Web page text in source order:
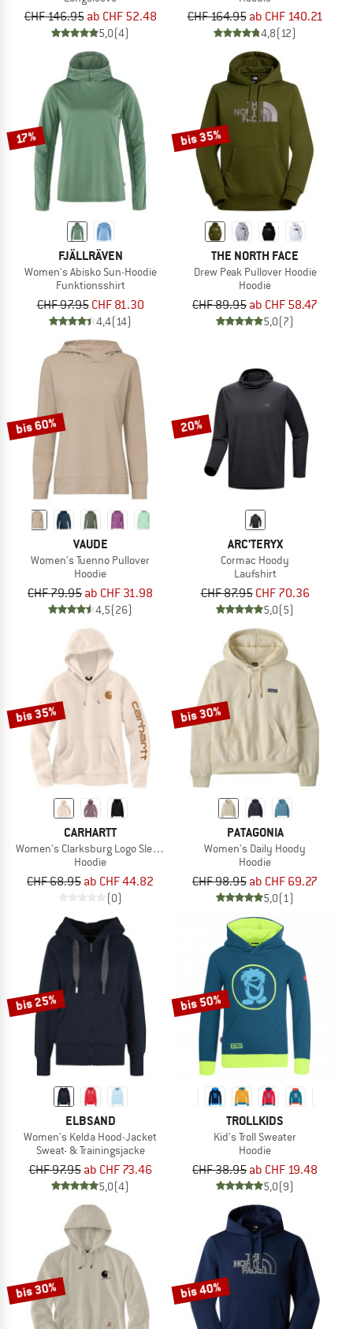
CHF 146.95 ab CHF 52.48
5,0(4)
CHF 164.95 ab CHF 140.21
4,8(12)
17%
FJÄLLRÄVEN
Women's Abisko Sun-Hoodie
Funktionsshirt
CHF 97.95 CHF 81.30
4,4(14)
bis 35%
THE NORTH FACE
Drew Peak Pullover Hoodie
Hoodie
CHF 89.95 ab CHF 58.47
5,0(7)
bis 60%
VAUDE
Women's Tuenno Pullover
Hoodie
CHF 79.95 ab CHF 31.98
4,5(26)
20%
ARC'TERYX
Cormac Hoody
Laufshirt
CHF 87.95 CHF 70.36
5,0(5)
bis 35%
CARHARTT
Women's Clarksburg Logo Sleeve Sweatshirt
Hoodie
CHF 68.95 ab CHF 44.82
(0)
bis 30%
PATAGONIA
Women's Daily Hoody
Hoodie
CHF 98.95 ab CHF 69.27
5,0(1)
bis 25%
ELBSAND
Women's Kelda Hood-Jacket
Sweat- & Trainingsjacke
CHF 97.95 ab CHF 73.46
5,0(4)
bis 50%
TROLLKIDS
Kid's Troll Sweater
Hoodie
CHF 38.95 ab CHF 19.48
5,0(9)
bis 30% bis 40%